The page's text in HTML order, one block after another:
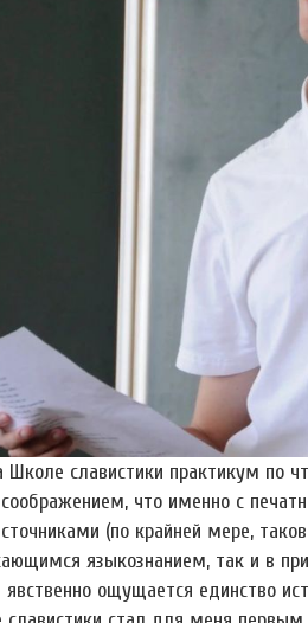
славистики практикум по
что именно с
(по крайней мере,
языкознанием, так и в
ощущается единство